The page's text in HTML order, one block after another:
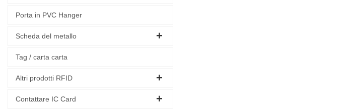
Porta in PVC Hanger
Scheda del metallo
Tag / carta carta
Altri prodotti RFID
Contattare IC Card